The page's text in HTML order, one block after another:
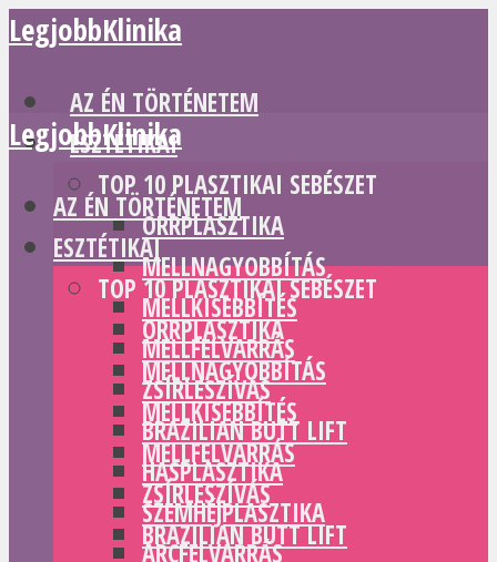
LegjobbKlinika
AZ ÉN TÖRTÉNETEM
ESZTÉTIKAI
TOP 10 PLASZTIKAI SEBÉSZET
ORRPLASZTIKA
MELLNAGYOBBÍTÁS
MELLKISEBBÍTÉS
MELLFELVARRÁS
ZSÍRLESZÍVÁS
BRAZILIAN BUTT LIFT
HASPLASZTIKA
SZEMHÉJPLASZTIKA
ARCFELVARRÁS
LegjobbKlinika
AZ ÉN TÖRTÉNETEM
ESZTÉTIKAI
TOP 10 PLASZTIKAI SEBÉSZET
ORRPLASZTIKA
MELLNAGYOBBÍTÁS
MELLKISEBBÍTÉS
MELLFELVARRÁS
ZSÍRLESZÍVÁS
BRAZILIAN BUTT LIFT